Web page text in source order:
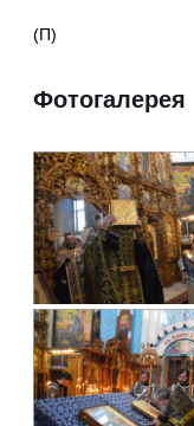
(П)
Фотогалерея